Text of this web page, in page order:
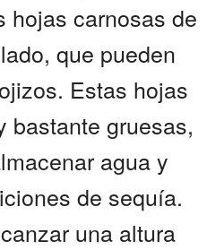
hojas carnosas de
que pueden
Estas hojas
bastante gruesas,
agua y
de sequía.
una altura